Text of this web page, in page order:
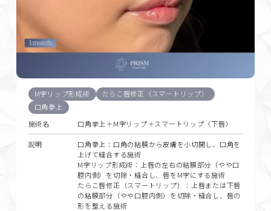
M字リップ形成術
たらこ唇修正（スマートリップ）
口角拳上
施術名
口角挙上＋M字リップ＋スマートリップ（下唇）
説明
口角拳上：口角の粘膜から皮膚を小切開し、口角を
上げて縫合する施術
M字リップ形成術：上唇の左右の粘膜部分（やや口
腔内側）を切除・縫合し、唇をM字にする施術
たらこ唇修正（スマートリップ）：上唇または下唇
の粘膜部分（やや口腔内側）を切除・縫合し、唇の
形を整える施術